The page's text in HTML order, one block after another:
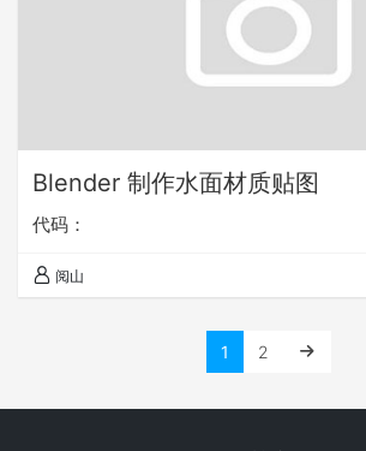
Blender 制作水面材质贴图
代码：
阅山
1 2